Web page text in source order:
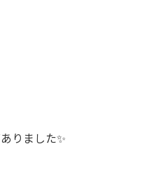
りました✨